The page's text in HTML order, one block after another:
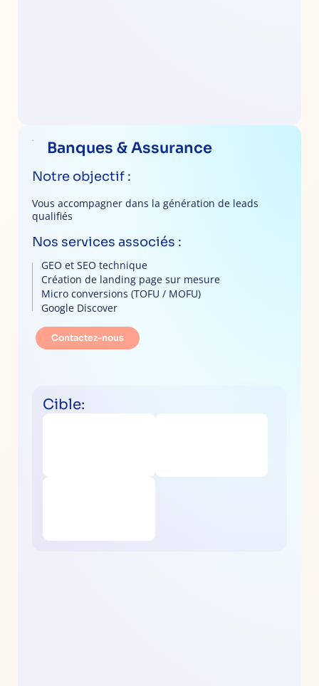
Banques & Assurance
Notre objectif :
Vous accompagner dans la génération de leads
qualifiés
Nos services associés :
GEO et SEO technique
Création de landing page sur mesure
Micro conversions (TOFU / MOFU)
Google Discover
Contactez-nous
Cible: